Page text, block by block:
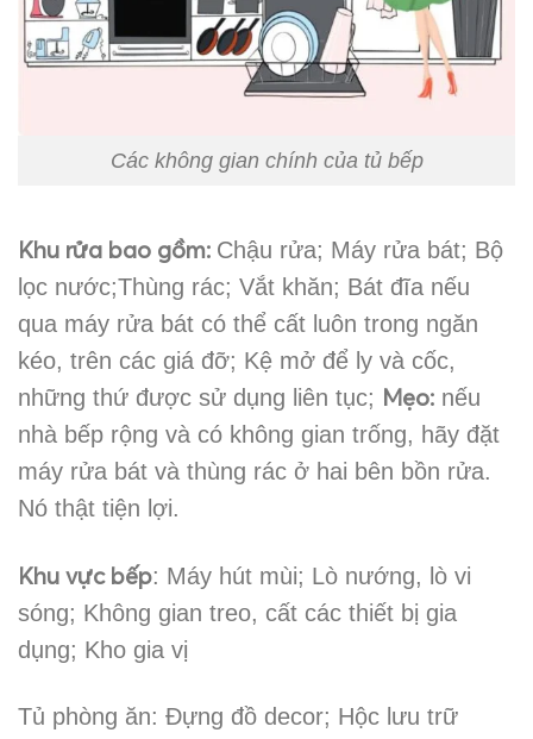
Các không gian chính của tủ bếp
Khu rửa bao gồm: Chậu rửa; Máy rửa bát; Bộ
lọc nước;Thùng rác; Vắt khăn; Bát đĩa nếu
qua máy rửa bát có thể cất luôn trong ngăn
kéo, trên các giá đỡ; Kệ mở để ly và cốc,
những thứ được sử dụng liên tục; Mẹo: nếu
nhà bếp rộng và có không gian trống, hãy đặt
máy rửa bát và thùng rác ở hai bên bồn rửa.
Nó thật tiện lợi.
Khu vực bếp: Máy hút mùi; Lò nướng, lò vi
sóng; Không gian treo, cất các thiết bị gia
dụng; Kho gia vị
Tủ phòng ăn: Đựng đồ decor; Hộc lưu trữ